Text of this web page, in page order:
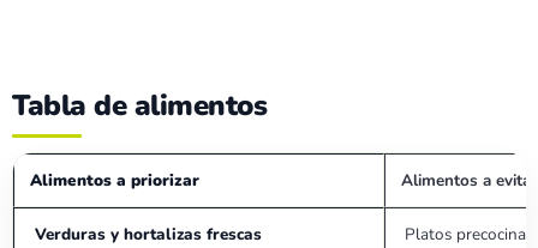
Tabla de alimentos
Alimentos a priorizar Alimentos a evitar
Verduras y hortalizas frescas Platos